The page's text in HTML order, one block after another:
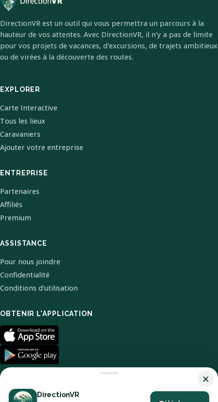
DirectionVR est un outil qui vous permettra un parcours à la
hauteur de vos attentes. Avec DirectionVR, il n'y a pas de limite
pour vos projets de vacances, d'excursions, de trajets ambitieux
ou de virées à la découverte des routes.
EXPLORER
Carte Interactive
Tous les lieux
Caravaniers
Ajouter votre entreprise
ENTREPRISE
Partenaires
Affiliés
Premium
ASSISTANCE
Pour nous joindre
Confidentialité
Conditions d'utilisation
OBTENIR L'APPLICATION
×
DirectionVR